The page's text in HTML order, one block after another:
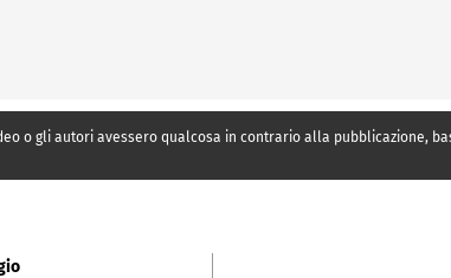
o gli autori avessero qualcosa in contrario alla pubblicazione,